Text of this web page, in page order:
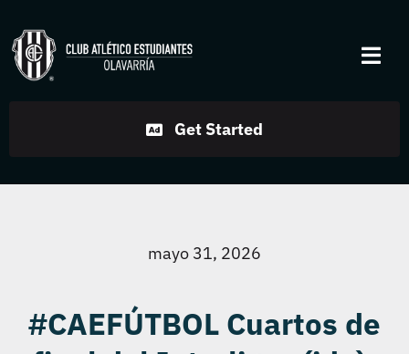
to
content
Disciplinas
Get Started
mayo 31, 2026
#CAEFÚTBOL Cuartos de